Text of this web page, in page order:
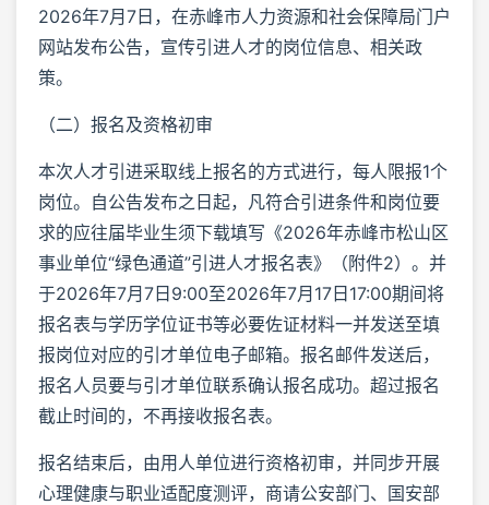
2026年7月7日，在赤峰市人力资源和社会保障局门户
网站发布公告，宣传引进人才的岗位信息、相关政
策。
（二）报名及资格初审
本次人才引进采取线上报名的方式进行，每人限报1个
岗位。自公告发布之日起，凡符合引进条件和岗位要
求的应往届毕业生须下载填写《2026年赤峰市松山区
事业单位“绿色通道”引进人才报名表》（附件2）。并
于2026年7月7日9:00至2026年7月17日17:00期间将
报名表与学历学位证书等必要佐证材料一并发送至填
报岗位对应的引才单位电子邮箱。报名邮件发送后，
报名人员要与引才单位联系确认报名成功。超过报名
截止时间的，不再接收报名表。
报名结束后，由用人单位进行资格初审，并同步开展
心理健康与职业适配度测评，商请公安部门、国安部